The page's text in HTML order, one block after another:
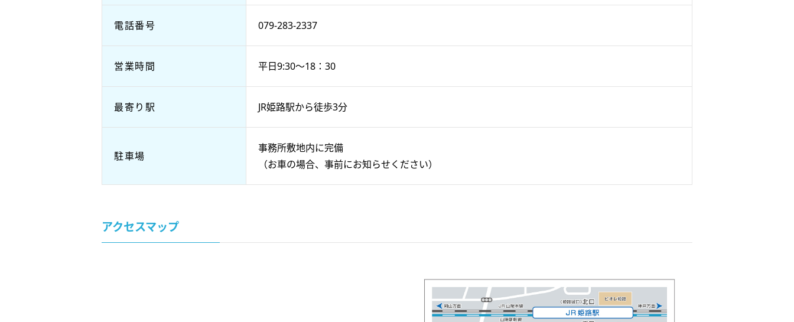
電話番号 079-283-2337
営業時間 平日9:30～18：30
最寄り駅 JR姫路駅から徒歩3分
駐車場
事務所敷地内に完備
（お車の場合、事前にお知らせください）
アクセスマップ